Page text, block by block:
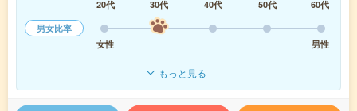
20代
30代 40代 50代
60代
男女比率
女性
男性
もっと見る